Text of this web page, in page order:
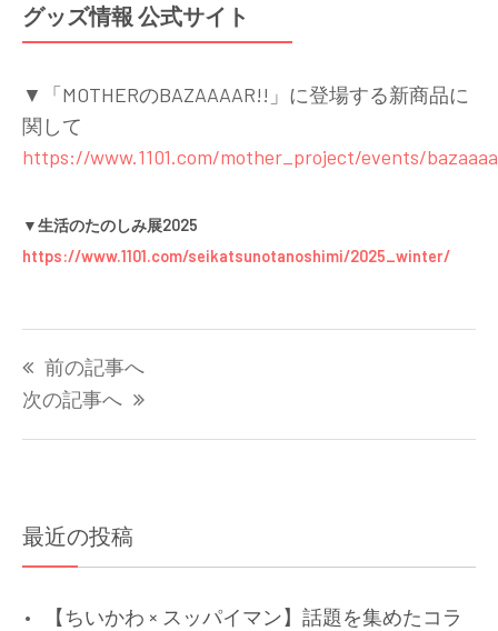
グッズ情報 公式サイト
▼「MOTHERのBAZAAAAR!!」に登場する新商品に
関して
https://www.1101.com/mother_project/events/
▼生活のたのしみ展2025
https://www.1101.com/seikatsunotanoshimi/2025_winter/
稿
ナ
ョ
ン
前の記事へ
次の記事へ
最近の投稿
【ちいかわ × スッパイマン】話題を集めたコラ